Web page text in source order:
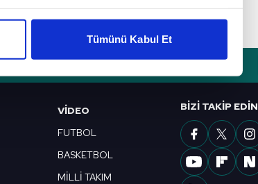
hedefli reklamlar gösterilmeyecektir."
bilgi toplumu hizmetlerinin sunulması
Çerezlere ilişkin detaylı bilgi için Ayarlar
Tümünü Kabul Et
VIDEO
FUTBOL
BASKETBOL
MİLLİ TAKIM
BIZI TAKIP EDIN